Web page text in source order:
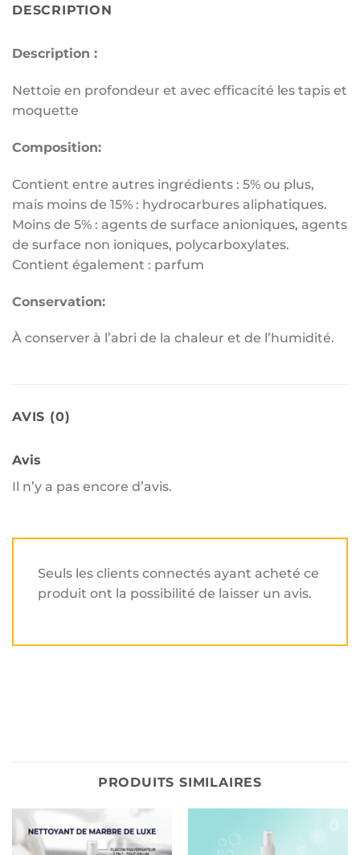
DESCRIPTION
Description :
Nettoie en profondeur et avec efficacité les tapis et
moquette
Composition:
Contient entre autres ingrédients : 5% ou plus,
mais moins de 15% : hydrocarbures aliphatiques.
Moins de 5% : agents de surface anioniques, agents
de surface non ioniques, polycarboxylates.
Contient également : parfum
Conservation:
À conserver à l’abri de la chaleur et de l’humidité.
AVIS (0)
Avis
Il n’y a pas encore d’avis.
Seuls les clients connectés ayant acheté ce
produit ont la possibilité de laisser un avis.
PRODUITS SIMILAIRES